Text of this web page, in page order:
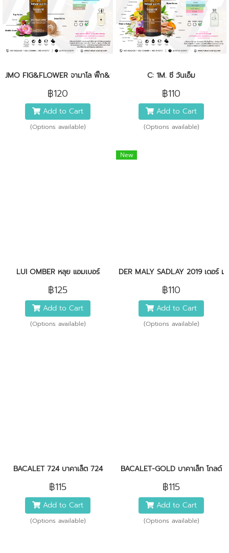
JMO FIG&FLOWER จามาโล ฟิ๊ก&ฟลาวเวอร์
฿120
Add to Cart
(Options available)
C: 1M. ซี วันเอ็ม
฿110
Add to Cart
(Options available)
LUI OMBER หลุย แอมเบอร์
฿125
Add to Cart
(Options available)
New
DER MALY SADLAY 2019 เดอร์ ม
฿110
Add to Cart
(Options available)
BACALET 724 บาคาเล็ต 724
฿115
Add to Cart
(Options available)
BACALET-GOLD บาคาเล็ท โกลด์
฿115
Add to Cart
(Options available)